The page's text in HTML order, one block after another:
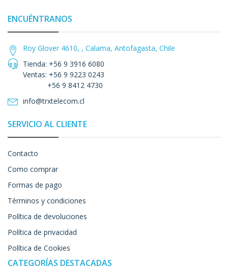
ENCUÉNTRANOS
Roy Glover 4610, , Calama, Antofagasta, Chile
Tienda: +56 9 3916 6080
Ventas: +56 9 9223 0243
+56 9 8412 4730
info@trxtelecom.cl
SERVICIO AL CLIENTE
Contacto
Como comprar
Formas de pago
Términos y condiciones
Política de devoluciones
Política de privacidad
Política de Cookies
CATEGORÍAS DESTACADAS